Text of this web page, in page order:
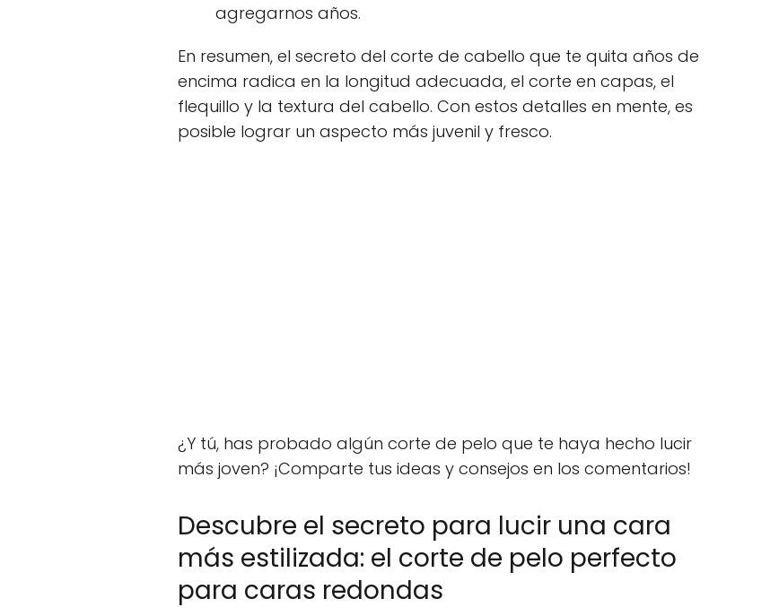
agregarnos años.
En resumen, el secreto del corte de cabello que te quita años de
encima radica en la longitud adecuada, el corte en capas, el
flequillo y la textura del cabello. Con estos detalles en mente, es
posible lograr un aspecto más juvenil y fresco.
¿Y tú, has probado algún corte de pelo que te haya hecho lucir
más joven? ¡Comparte tus ideas y consejos en los comentarios!
Descubre el secreto para lucir una cara
más estilizada: el corte de pelo perfecto
para caras redondas